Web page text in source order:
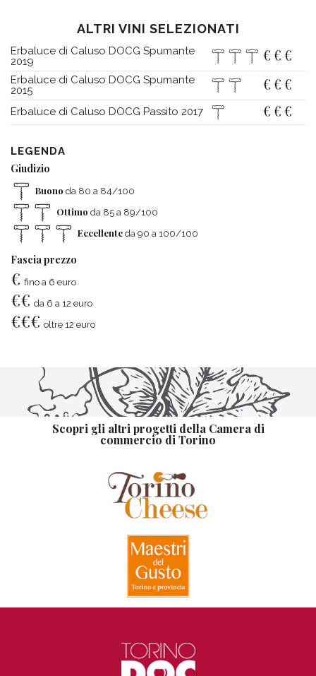
ALTRI VINI SELEZIONATI
Erbaluce di Caluso DOCG Spumante
2019
€€€
Erbaluce di Caluso DOCG Spumante
2015
€€€
Erbaluce di Caluso DOCG Passito 2017 €€€
LEGENDA
Giudizio
Buono da 80 a 84/100
Ottimo da 85 a 89/100
Eccellente da 90 a 100/100
Fascia prezzo
€ fino a 6 euro
€€ da 6 a 12 euro
€€€ oltre 12 euro
Scopri gli altri progetti della Camera di
commercio di Torino